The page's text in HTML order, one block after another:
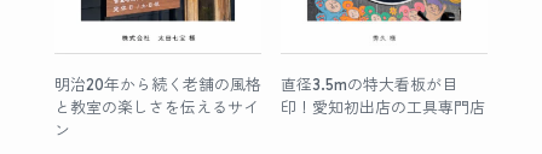
明治20年から続く老舗の風格
と教室の楽しさを伝えるサイ
ン
直径3.5mの特大看板が目
印！愛知初出店の工具専門店